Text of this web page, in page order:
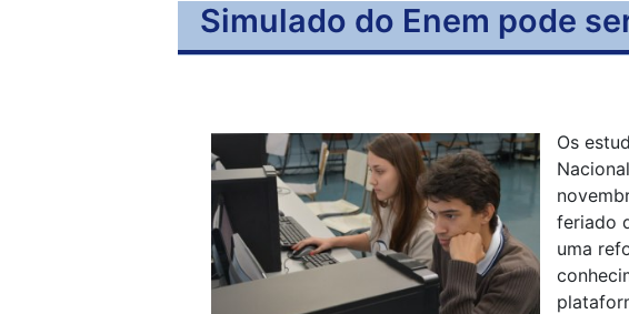
Simulado do Enem pode
Os
feriado
uma